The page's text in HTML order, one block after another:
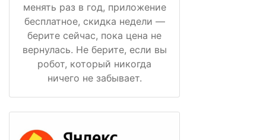
менять раз в год, приложение
бесплатное, скидка недели —
берите сейчас, пока цена не
вернулась. Не берите, если вы
робот, который никогда
ничего не забывает.